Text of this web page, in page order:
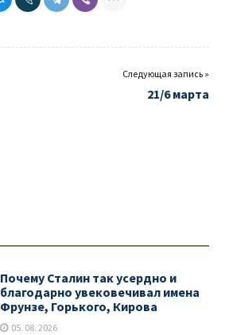
Следующая запись »
21/6 марта
Почему Сталин так усердно и
благодарно увековечивал имена
Фрунзе, Горького, Кирова
05. 08. 2026